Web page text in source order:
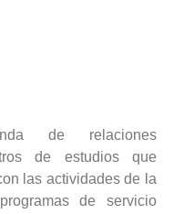
de relaciones
de estudios que
las actividades de la
de servicio